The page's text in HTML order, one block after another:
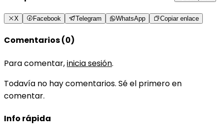
X Facebook Telegram WhatsApp Copiar enlace
Comentarios (0)
Para comentar,inicia sesión.
Todavía no hay comentarios. Sé el primero en
comentar.
Info rápida